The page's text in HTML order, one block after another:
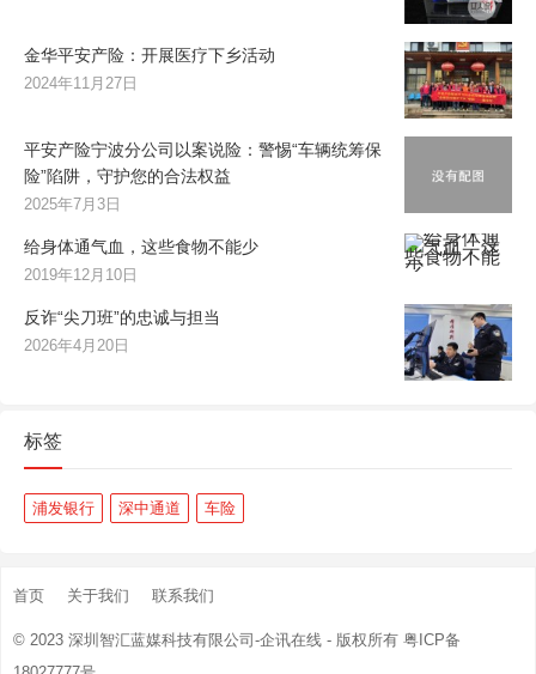
金华平安产险：开展医疗下乡活动
2024年11月27日
平安产险宁波分公司以案说险：警惕“车辆统筹保
险”陷阱，守护您的合法权益
2025年7月3日
给身体通气血，这些食物不能少
2019年12月10日
反诈“尖刀班”的忠诚与担当
2026年4月20日
标签
浦发银行 深中通道 车险
首页 关于我们 联系我们
© 2023 深圳智汇蓝媒科技有限公司-企讯在线 - 版权所有 粤ICP备